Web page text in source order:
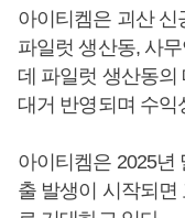
아이티켐은 괴산
파일럿 생산동, 사
데 파일럿 생산동
대거 반영되며 수익
아이티켐은 2025년
출 발생이 시작되면